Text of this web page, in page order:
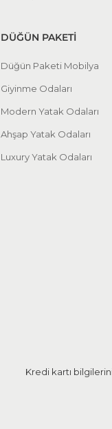
DÜĞÜN PAKETİ
Düğün Paketi Mobilya
Giyinme Odaları
Modern Yatak Odaları
Ahşap Yatak Odaları
Luxury Yatak Odaları
Kredi kartı